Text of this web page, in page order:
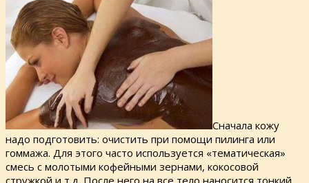
Сначала кожу
надо подготовить: очистить при помощи пилинга или
гоммажа. Для этого часто используется «тематическая»
смесь с молотыми кофейными зернами, кокосовой